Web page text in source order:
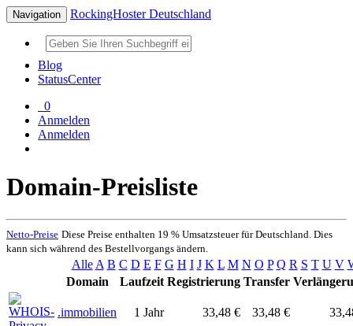
Navigation RockingHoster Deutschland
Blog
StatusCenter
0
Anmelden
Anmelden
Domain-Preisliste
Netto-Preise Diese Preise enthalten 19 % Umsatzsteuer für Deutschland. Dies
kann sich während des Bestellvorgangs ändern.
Alle A B C D E F G H I J K L M N O P Q R S T U V
Domain
Laufzeit Registrierung Transfer
.immobilien 1 Jahr 33,48 € 33,48 €